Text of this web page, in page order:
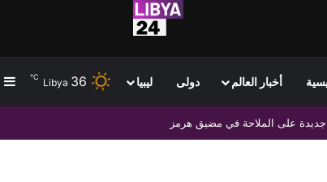
أخبار العالم دولى ليبيا Libya 36
℃
إيرانية – عمانية بشأن إعادة فتحه